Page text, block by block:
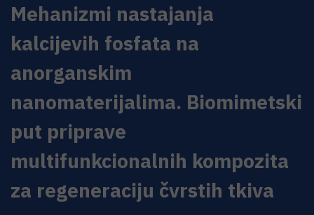
Mehanizmi nastajanja
kalcijevih fosfata na
anorganskim
nanomaterijalima. Biomimetski
put priprave
multifunkcionalnih kompozita
za regeneraciju čvrstih tkiva